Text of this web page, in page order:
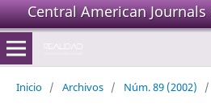
Central American
Inicio / Archivos / Núm. 89 (2002) /